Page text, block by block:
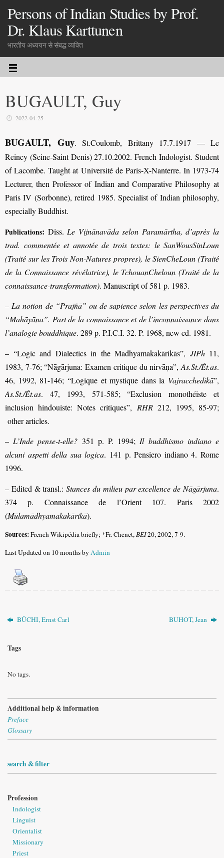
Persons of Indian Studies by Prof.
Dr. Klaus Karttunen
भारतीय अध्ययन से संबद्ध व्यक्ति
BUGAULT, Guy
2022-04-25
BUGAULT, Guy. St.Coulomb, Brittany 17.7.1917 — Le
Reincy (Seine-Saint Denis) 27.10.2002. French Indologist. Student
of Lacombe. Taught at Université de Paris-X-Nanterre. In 1973-74
Lecturer, then Professorof Indian and Comparative Philosophy at
Paris IV (Sorbonne), retired 1985. Specialist of Indian philosophy,
especially Buddhist.
Publications: Diss. Le Vijnānavāda selon Paramārtha, d’après la
trad. commentée et annotée de trois textes: le SanWousSinLoun
(Traité sur les Trois Non-Natures propres), le SienCheLoun (Traité
de la Connaissance révélatrice), le TchouanCheloun (Traité de la
connaissance-transformation). Manuscript of 581 p. 1983.
– La notion de “Prajñā” ou de sapience selon les perspectives du
“Mahāyāna”. Part de la connaissance et de l’inconnaissance dans
l’analogie bouddhique. 289 p. P.I.C.I. 32. P. 1968, new ed. 1981.
– “Logic and Dialectics in the Madhyamakakārikās”, JIPh11,
1983, 7-76;“Nāgārjuna: Examen critique du nirvāṇa”,As.St./Ét.as.
46, 1992, 81-146; “Logique et mystique dans la Vajracchedikā”,
As.St./Ét.as. 47, 1993, 571-585; “Exclusion monothéiste et
inclusion hindouiste: Notes critiques”, RHR212, 1995, 85-97;
other articles.
– L’Inde pense-t-elle? 351 p. P. 1994; Il buddhismo indiano e
alcuni aspetti della sua logica. 141 p. Pensiero indiano 4. Rome
1996.
– Edited & transl.:Stances du milieu par excellence de Nāgārjuna.
374 p. Connaissance de l’Orient 107. Paris 2002
(Mūlamādhyamakakārikā).
Sources:French Wikipédia briefly; *Fr. Chenet,BEI20, 2002, 7-9.
Last Updated on 10 months byAdmin
BÜCHI, Ernst Carl BUHOT, Jean
Tags
No tags.
Additional help & information
Preface
Glossary
search & filter
Profession
Indologist
Linguist
Orientalist
Missionary
Priest